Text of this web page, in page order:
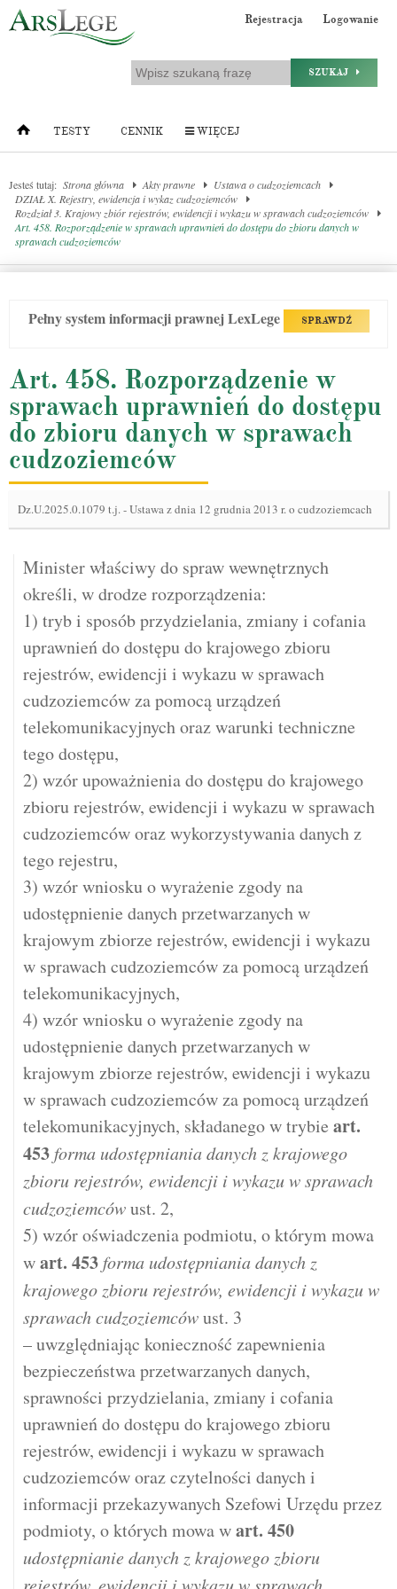
Rejestracja Logowanie
SZUKAJ
TESTY CENNIK WIĘCEJ
Jesteś tutaj: Strona główna Akty prawne
Ustawa o cudzoziemcach
DZIAŁ X. Rejestry, ewidencja i wykaz cudzoziemców
Rozdział 3. Krajowy zbiór rejestrów, ewidencji i wykazu w sprawach cudzoziemców
Art. 458. Rozporządzenie w sprawach uprawnień do dostępu do zbioru danych w
sprawach cudzoziemców
Pełny system informacji prawnej LexLege SPRAWDŹ
Art. 458. Rozporządzenie w
sprawach uprawnień do dostępu
do zbioru danych w sprawach
cudzoziemców
Dz.U.2025.0.1079 t.j.-Ustawa z dnia 12 grudnia 2013 r. o cudzoziemcach
Minister właściwy do spraw wewnętrznych
określi, w drodze rozporządzenia:
1) tryb i sposób przydzielania, zmiany i cofania
uprawnień do dostępu do krajowego zbioru
rejestrów, ewidencji i wykazu w sprawach
cudzoziemców za pomocą urządzeń
telekomunikacyjnych oraz warunki techniczne
tego dostępu,
2) wzór upoważnienia do dostępu do krajowego
zbioru rejestrów, ewidencji i wykazu w sprawach
cudzoziemców oraz wykorzystywania danych z
tego rejestru,
3) wzór wniosku o wyrażenie zgody na
udostępnienie danych przetwarzanych w
krajowym zbiorze rejestrów, ewidencji i wykazu
w sprawach cudzoziemców za pomocą urządzeń
telekomunikacyjnych,
4) wzór wniosku o wyrażenie zgody na
udostępnienie danych przetwarzanych w
krajowym zbiorze rejestrów, ewidencji i wykazu
w sprawach cudzoziemców za pomocą urządzeń
telekomunikacyjnych, składanego w trybie art.
453 forma udostępniania danych z krajowego
zbioru rejestrów, ewidencji i wykazu w sprawach
cudzoziemcówust. 2,
5) wzór oświadczenia podmiotu, o którym mowa
wart. 453 forma udostępniania danych z
krajowego zbioru rejestrów, ewidencji i wykazu w
sprawach cudzoziemcówust. 3
– uwzględniając konieczność zapewnienia
bezpieczeństwa przetwarzanych danych,
sprawności przydzielania, zmiany i cofania
uprawnień do dostępu do krajowego zbioru
rejestrów, ewidencji i wykazu w sprawach
cudzoziemców oraz czytelności danych i
informacji przekazywanych Szefowi Urzędu przez
podmioty, o których mowa wart. 450
udostępnianie danych z krajowego zbioru